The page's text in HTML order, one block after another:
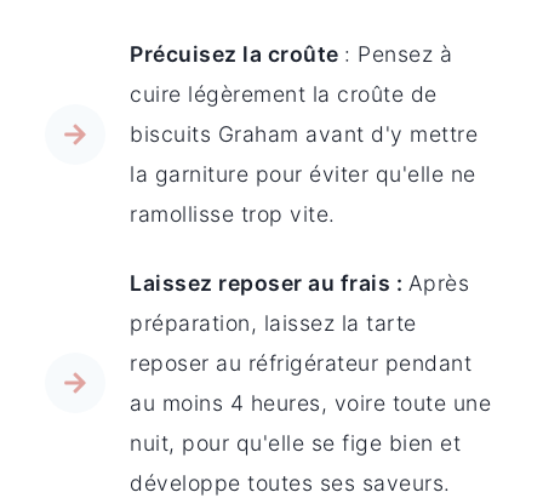
Précuisez la croûte : Pensez à
cuire légèrement la croûte de
biscuits Graham avant d'y mettre
la garniture pour éviter qu'elle ne
ramollisse trop vite.
Laissez reposer au frais : Après
préparation, laissez la tarte
reposer au réfrigérateur pendant
au moins 4 heures, voire toute une
nuit, pour qu'elle se fige bien et
développe toutes ses saveurs.